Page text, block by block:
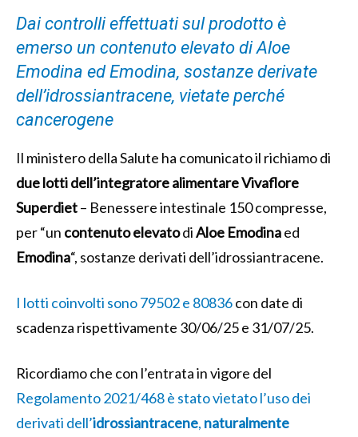
Dai controlli effettuati sul prodotto è
emerso un contenuto elevato di Aloe
Emodina ed Emodina, sostanze derivate
dell’idrossiantracene, vietate perché
cancerogene
Il ministero della Salute ha comunicato il richiamo di
due lotti dell’integratore alimentare Vivaflore
Superdiet– Benessere intestinale 150 compresse,
per “un contenutoelevatodiAloe Emodinaed
Emodina“, sostanze derivati dell’idrossiantracene.
I lotti coinvolti sono 79502 e 80836con date di
scadenza rispettivamente 30/06/25 e 31/07/25.
Ricordiamo che con l’entrata in vigore del
Regolamento 2021/468 è stato vietato l’uso dei
derivati dell’idrossiantracene, naturalmente